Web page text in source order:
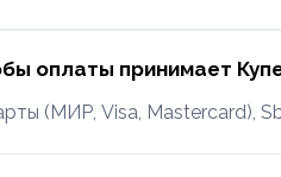
оплаты принимает
(МИР, Visa, Mastercard),